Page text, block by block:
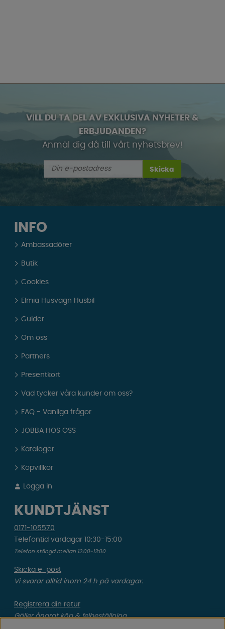
VILL DU TA DEL AV EXKLUSIVA NYHETER &
ERBJUDANDEN?
Anmäl dig då till vårt nyhetsbrev!
Skicka
INFO
Ambassadörer
Butik
Cookies
Elmia Husvagn Husbil
Guider
Om oss
Partners
Presentkort
Vad tycker våra kunder om oss?
FAQ - Vanliga frågor
JOBBA HOS OSS
Kataloger
Köpvillkor
Logga in
KUNDTJÄNST
0171-105570
Telefontid vardagar 10:30-15:00
Telefon stängd mellan 12:00-13:00
Skicka e-post
Vi svarar alltid inom 24 h på vardagar.
Registrera din retur
Gäller ångrat köp & felbeställning.